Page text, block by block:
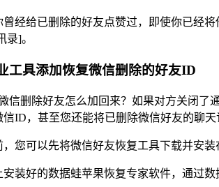
曾经给已删除的好友点赞过，即使你已经
录]。
工具添加恢复微信删除的好友ID
信删除好友怎么加回来？如果对方关闭
ID，甚至您还能将已删除微信好友的聊
您可以先将微信好友恢复工具下载并安
装好的数据蛙苹果恢复专家软件，通过数